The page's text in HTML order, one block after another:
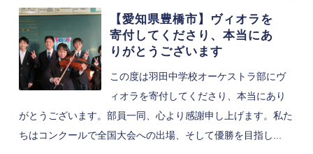
【愛知県豊橋市】ヴィオラを
寄付してくださり、本当にあ
りがとうございます
この度は羽田中学校オーケストラ部にヴ
ィオラを寄付してくださり、本当にあり
がとうございます。部員一同、心より感謝申し上げます。私た
ちはコンクールで全国大会への出場、そして優勝を目指し...